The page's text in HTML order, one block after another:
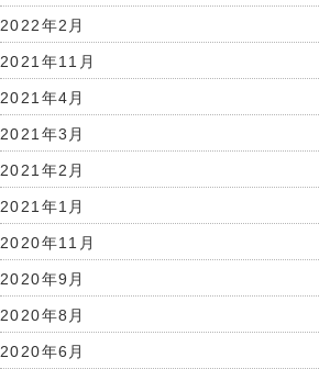
2022年2月
2021年11月
2021年4月
2021年3月
2021年2月
2021年1月
2020年11月
2020年9月
2020年8月
2020年6月